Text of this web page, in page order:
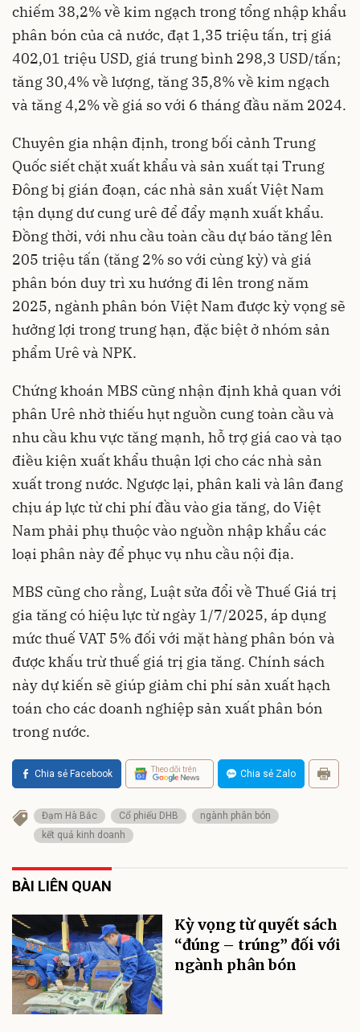
chiếm 38,2% về kim ngạch trong tổng nhập khẩu
phân bón của cả nước, đạt 1,35 triệu tấn, trị giá
402,01 triệu USD, giá trung bình 298,3 USD/tấn;
tăng 30,4% về lượng, tăng 35,8% về kim ngạch
và tăng 4,2% về giá so với 6 tháng đầu năm 2024.
Chuyên gia nhận định, trong bối cảnh Trung
Quốc siết chặt xuất khẩu và sản xuất tại Trung
Đông bị gián đoạn, các nhà sản xuất Việt Nam
tận dụng dư cung urê để đẩy mạnh xuất khẩu.
Đồng thời, với nhu cầu toàn cầu dự báo tăng lên
205 triệu tấn (tăng 2% so với cùng kỳ) và giá
phân bón duy trì xu hướng đi lên trong năm
2025, ngành phân bón Việt Nam được kỳ vọng sẽ
hưởng lợi trong trung hạn, đặc biệt ở nhóm sản
phẩm Urê và NPK.
Chứng khoán MBS cũng nhận định khả quan với
phân Urê nhờ thiếu hụt nguồn cung toàn cầu và
nhu cầu khu vực tăng mạnh, hỗ trợ giá cao và tạo
điều kiện xuất khẩu thuận lợi cho các nhà sản
xuất trong nước. Ngược lại, phân kali và lân đang
chịu áp lực từ chi phí đầu vào gia tăng, do Việt
Nam phải phụ thuộc vào nguồn nhập khẩu các
loại phân này để phục vụ nhu cầu nội địa.
MBS cũng cho rằng, Luật sửa đổi về Thuế Giá trị
gia tăng có hiệu lực từ ngày 1/7/2025, áp dụng
mức thuế VAT 5% đối với mặt hàng phân bón và
được khấu trừ thuế giá trị gia tăng. Chính sách
này dự kiến sẽ giúp giảm chi phí sản xuất hạch
toán cho các doanh nghiệp sản xuất phân bón
trong nước.
Chia sẻ Facebook Theo dõi trên Chia sẻ Zalo
Đạm Hà Bắc Cổ phiếu DHB
ngành phân bón
kết quả kinh doanh
BÀI LIÊN QUAN
Kỳ vọng từ quyết sách
“đúng – trúng” đối với
ngành phân bón